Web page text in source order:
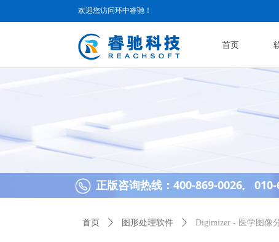
首页
欢迎您访问环中睿驰！
首页 ꄲ 图形处理软件 ꄲ Digimizer - 医学图像
正版咨询热线：400-869-0026, 010-